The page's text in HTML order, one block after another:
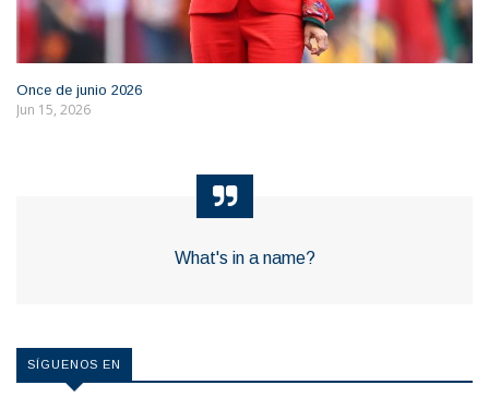
Once de junio 2026
Jun 15, 2026
What's in a name?
SÍGUENOS EN